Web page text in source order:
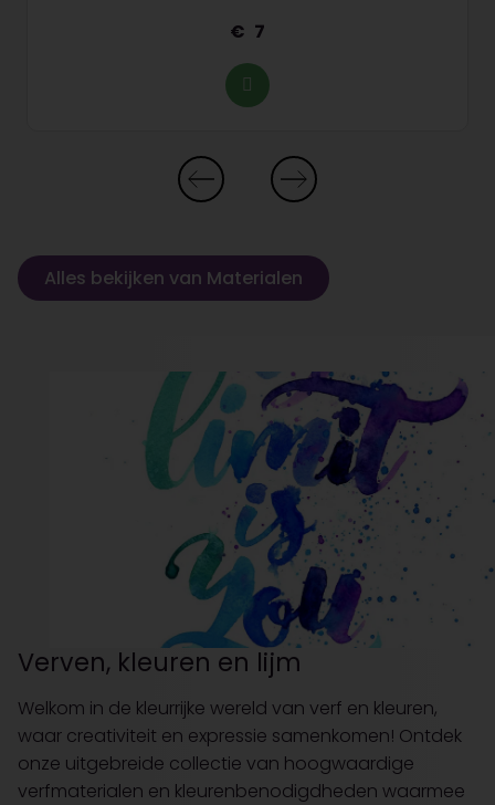
7
Alles bekijken van Materialen
Verven, kleuren en lijm
Welkom in de kleurrijke wereld van verf en kleuren,
waar creativiteit en expressie samenkomen! Ontdek
onze uitgebreide collectie van hoogwaardige
verfmaterialen en kleurenbenodigdheden waarmee